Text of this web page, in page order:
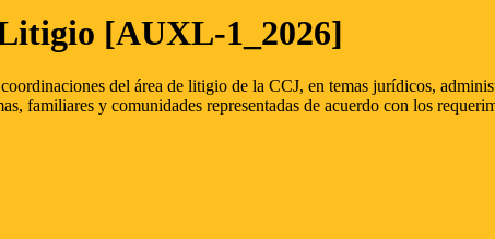
[AUXL-1_2026]
del área de litigio de la CCJ, en temas jurídicos,
familiares y comunidades representadas de acuerdo con los